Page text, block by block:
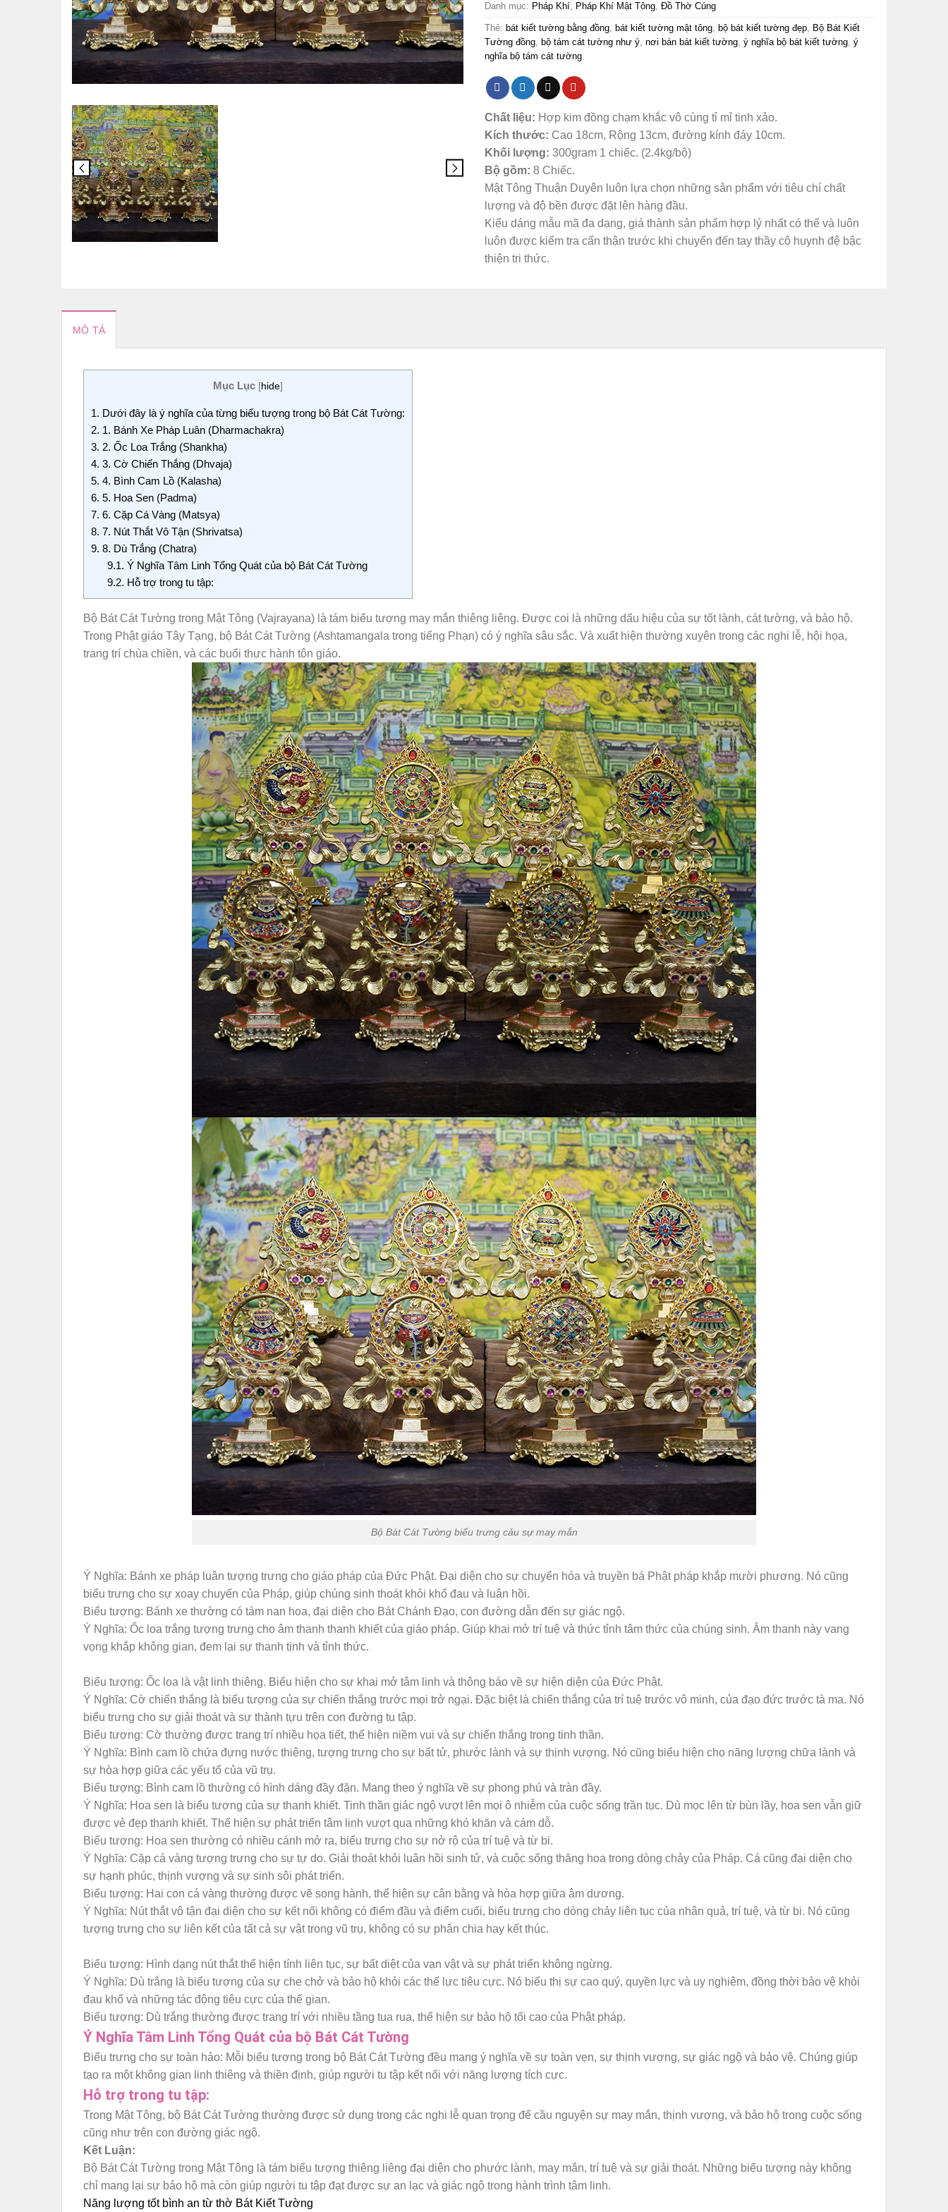
Danh mục: Pháp Khí Pháp Khí Mật Tông Đồ Thờ Cúng
Thẻ: bát kiết tường bằng đồng bát kiết tường mật tông bộ bát kiết tường đẹp
Bộ Bát Kiết
Tường đồng
bộ tám cát tường như ý nơi bán bát kiết tường ý nghĩa bộ bát kiết tường ý
nghĩa bộ tám cát tường
Chất liệu: Hợp kim đồng chạm khắc vô cùng tỉ mỉ tinh xảo.
Kích thước: Cao 18cm, Rộng 13cm, đường kính đáy 10cm.
Khối lượng: 300gram 1 chiếc. (2.4kg/bộ)
Bộ gồm: 8 Chiếc.
Mật Tông Thuận Duyên luôn lựa chọn những sản phẩm với tiêu chí chất
lượng và độ bền được đặt lên hàng đầu.
Kiểu dáng mẫu mã đa dạng, giá thành sản phẩm hợp lý nhất có thể và luôn
luôn được kiểm tra cẩn thận trước khi chuyển đến tay thầy cô huynh đệ bậc
thiện tri thức.
MÔ TẢ
Mục Lục [hide]
1. Dưới đây là ý nghĩa của từng biểu tượng trong bộ Bát Cát Tường:
2. 1. Bánh Xe Pháp Luân (Dharmachakra)
3. 2. Ốc Loa Trắng (Shankha)
4. 3. Cờ Chiến Thắng (Dhvaja)
5. 4. Bình Cam Lồ (Kalasha)
6. 5. Hoa Sen (Padma)
7. 6. Cặp Cá Vàng (Matsya)
8. 7. Nút Thắt Vô Tận (Shrivatsa)
9. 8. Dù Trắng (Chatra)
9.1. Ý Nghĩa Tâm Linh Tổng Quát của bộ Bát Cát Tường
9.2. Hỗ trợ trong tu tập:
Bộ Bát Cát Tường trong Mật Tông (Vajrayana) là tám biểu tượng may mắn thiêng liêng. Được coi là những dấu hiệu của sự tốt lành, cát tường, và bảo hộ.
Trong Phật giáo Tây Tạng, bộ Bát Cát Tường (Ashtamangala trong tiếng Phạn) có ý nghĩa sâu sắc. Và xuất hiện thường xuyên trong các nghi lễ, hội họa,
trang trí chùa chiền, và các buổi thực hành tôn giáo.
Bộ Bát Cát Tường biểu trưng cảu sự may mắn
Ý Nghĩa: Bánh xe pháp luân tượng trưng cho giáo pháp của Đức Phật. Đại diện cho sự chuyển hóa và truyền bá Phật pháp khắp mười phương. Nó cũng
biểu trưng cho sự xoay chuyển của Pháp, giúp chúng sinh thoát khỏi khổ đau và luân hồi.
Biểu tượng: Bánh xe thường có tám nan hoa, đại diện cho Bát Chánh Đạo, con đường dẫn đến sự giác ngộ.
Ý Nghĩa: Ốc loa trắng tượng trưng cho âm thanh thanh khiết của giáo pháp. Giúp khai mở trí tuệ và thức tỉnh tâm thức của chúng sinh. Âm thanh này vang
vọng khắp không gian, đem lại sự thanh tịnh và tỉnh thức.
Biểu tượng: Ốc loa là vật linh thiêng. Biểu hiện cho sự khai mở tâm linh và thông báo về sự hiện diện của Đức Phật.
Ý Nghĩa: Cờ chiến thắng là biểu tượng của sự chiến thắng trước mọi trở ngại. Đặc biệt là chiến thắng của trí tuệ trước vô minh, của đạo đức trước tà ma. Nó
biểu trưng cho sự giải thoát và sự thành tựu trên con đường tu tập.
Biểu tượng: Cờ thường được trang trí nhiều họa tiết, thể hiện niềm vui và sự chiến thắng trong tinh thần.
Ý Nghĩa: Bình cam lồ chứa đựng nước thiêng, tượng trưng cho sự bất tử, phước lành và sự thịnh vượng. Nó cũng biểu hiện cho năng lượng chữa lành và
sự hòa hợp giữa các yếu tố của vũ trụ.
Biểu tượng: Bình cam lồ thường có hình dáng đầy đặn. Mang theo ý nghĩa về sự phong phú và tràn đầy.
Ý Nghĩa: Hoa sen là biểu tượng của sự thanh khiết. Tinh thần giác ngộ vượt lên mọi ô nhiễm của cuộc sống trần tục. Dù mọc lên từ bùn lầy, hoa sen vẫn giữ
được vẻ đẹp thanh khiết. Thể hiện sự phát triển tâm linh vượt qua những khó khăn và cám dỗ.
Biểu tượng: Hoa sen thường có nhiều cánh mở ra, biểu trưng cho sự nở rộ của trí tuệ và từ bi.
Ý Nghĩa: Cặp cá vàng tượng trưng cho sự tự do. Giải thoát khỏi luân hồi sinh tử, và cuộc sống thăng hoa trong dòng chảy của Pháp. Cá cũng đại diện cho
sự hạnh phúc, thịnh vượng và sự sinh sôi phát triển.
Biểu tượng: Hai con cá vàng thường được vẽ song hành, thể hiện sự cân bằng và hòa hợp giữa âm dương.
Ý Nghĩa: Nút thắt vô tận đại diện cho sự kết nối không có điểm đầu và điểm cuối, biểu trưng cho dòng chảy liên tục của nhân quả, trí tuệ, và từ bi. Nó cũng
tượng trưng cho sự liên kết của tất cả sự vật trong vũ trụ, không có sự phân chia hay kết thúc.
Biểu tượng: Hình dạng nút thắt thể hiện tính liên tục, sự bất diệt của vạn vật và sự phát triển không ngừng.
Ý Nghĩa: Dù trắng là biểu tượng của sự che chở và bảo hộ khỏi các thế lực tiêu cực. Nó biểu thị sự cao quý, quyền lực và uy nghiêm, đồng thời bảo vệ khỏi
đau khổ và những tác động tiêu cực của thế gian.
Biểu tượng: Dù trắng thường được trang trí với nhiều tầng tua rua, thể hiện sự bảo hộ tối cao của Phật pháp.
Ý Nghĩa Tâm Linh Tổng Quát của bộ Bát Cát Tường
Biểu trưng cho sự toàn hảo: Mỗi biểu tượng trong bộ Bát Cát Tường đều mang ý nghĩa về sự toàn vẹn, sự thịnh vượng, sự giác ngộ và bảo vệ. Chúng giúp
tạo ra một không gian linh thiêng và thiền định, giúp người tu tập kết nối với năng lượng tích cực.
Hỗ trợ trong tu tập:
Trong Mật Tông, bộ Bát Cát Tường thường được sử dụng trong các nghi lễ quan trọng để cầu nguyện sự may mắn, thịnh vượng, và bảo hộ trong cuộc sống
cũng như trên con đường giác ngộ.
Kết Luận:
Bộ Bát Cát Tường trong Mật Tông là tám biểu tượng thiêng liêng đại diện cho phước lành, may mắn, trí tuệ và sự giải thoát. Những biểu tượng này không
chỉ mang lại sự bảo hộ mà còn giúp người tu tập đạt được sự an lạc và giác ngộ trong hành trình tâm linh.
Năng lượng tốt bình an từ thờ Bát Kiết Tường